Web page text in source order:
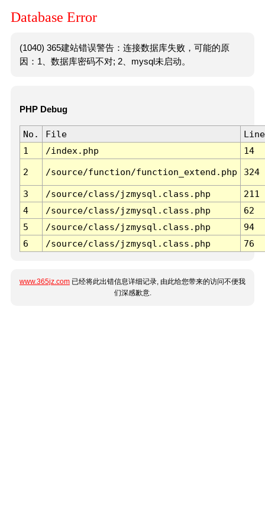
Database Error
(1040) 365建站错误警告：连接数据库失败，可能的原
因：1、数据库密码不对; 2、mysql未启动。
PHP Debug
No. File
Line
1
/index.php 14
2 /source/function/function_extend.php 324
3 /source/class/jzmysql.class.php
211
4
/source/class/jzmysql.class.php
62
5
/source/class/jzmysql.class.php
94
6
/source/class/jzmysql.class.php 76
www.365jz.com 已经将此出错信息详细记录, 由此给您带来的访问不便我
们深感歉意.